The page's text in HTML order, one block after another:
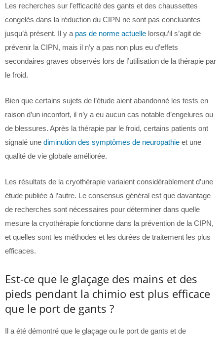
Les recherches sur l’efficacité des gants et des chaussettes
congelés dans la réduction du CIPN ne sont pas concluantes
jusqu’à présent. Il y a pas de norme actuelle lorsqu’il s’agit de
prévenir la CIPN, mais il n’y a pas non plus eu d’effets
secondaires graves observés lors de l’utilisation de la thérapie par
le froid.
Bien que certains sujets de l’étude aient abandonné les tests en
raison d’un inconfort, il n’y a eu aucun cas notable d’engelures ou
de blessures. Après la thérapie par le froid, certains patients ont
signalé une diminution des symptômes de neuropathie et une
qualité de vie globale améliorée.
Les résultats de la cryothérapie variaient considérablement d’une
étude publiée à l’autre. Le consensus général est que davantage
de recherches sont nécessaires pour déterminer dans quelle
mesure la cryothérapie fonctionne dans la prévention de la CIPN,
et quelles sont les méthodes et les durées de traitement les plus
efficaces.
Est-ce que le glaçage des mains et des
pieds pendant la chimio est plus efficace
que le port de gants ?
Il a été démontré que le glaçage ou le port de gants et de